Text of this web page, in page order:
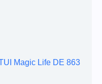
Magic Life DE 863